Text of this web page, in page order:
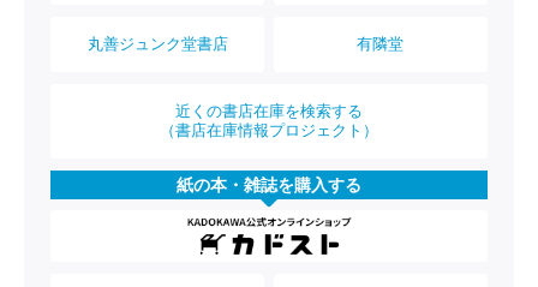
丸善ジュンク堂書店 有隣堂
近くの書店在庫を検索する
（書店在庫情報プロジェクト）
紙の本・雑誌を購入する